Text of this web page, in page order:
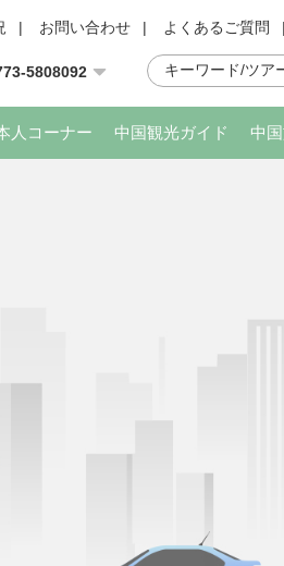
| お問い合わせ | よくあるご質問 |
5808092
人コーナー 中国観光ガイド 中